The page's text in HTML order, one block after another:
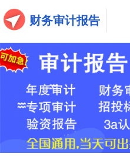
财务审计报告